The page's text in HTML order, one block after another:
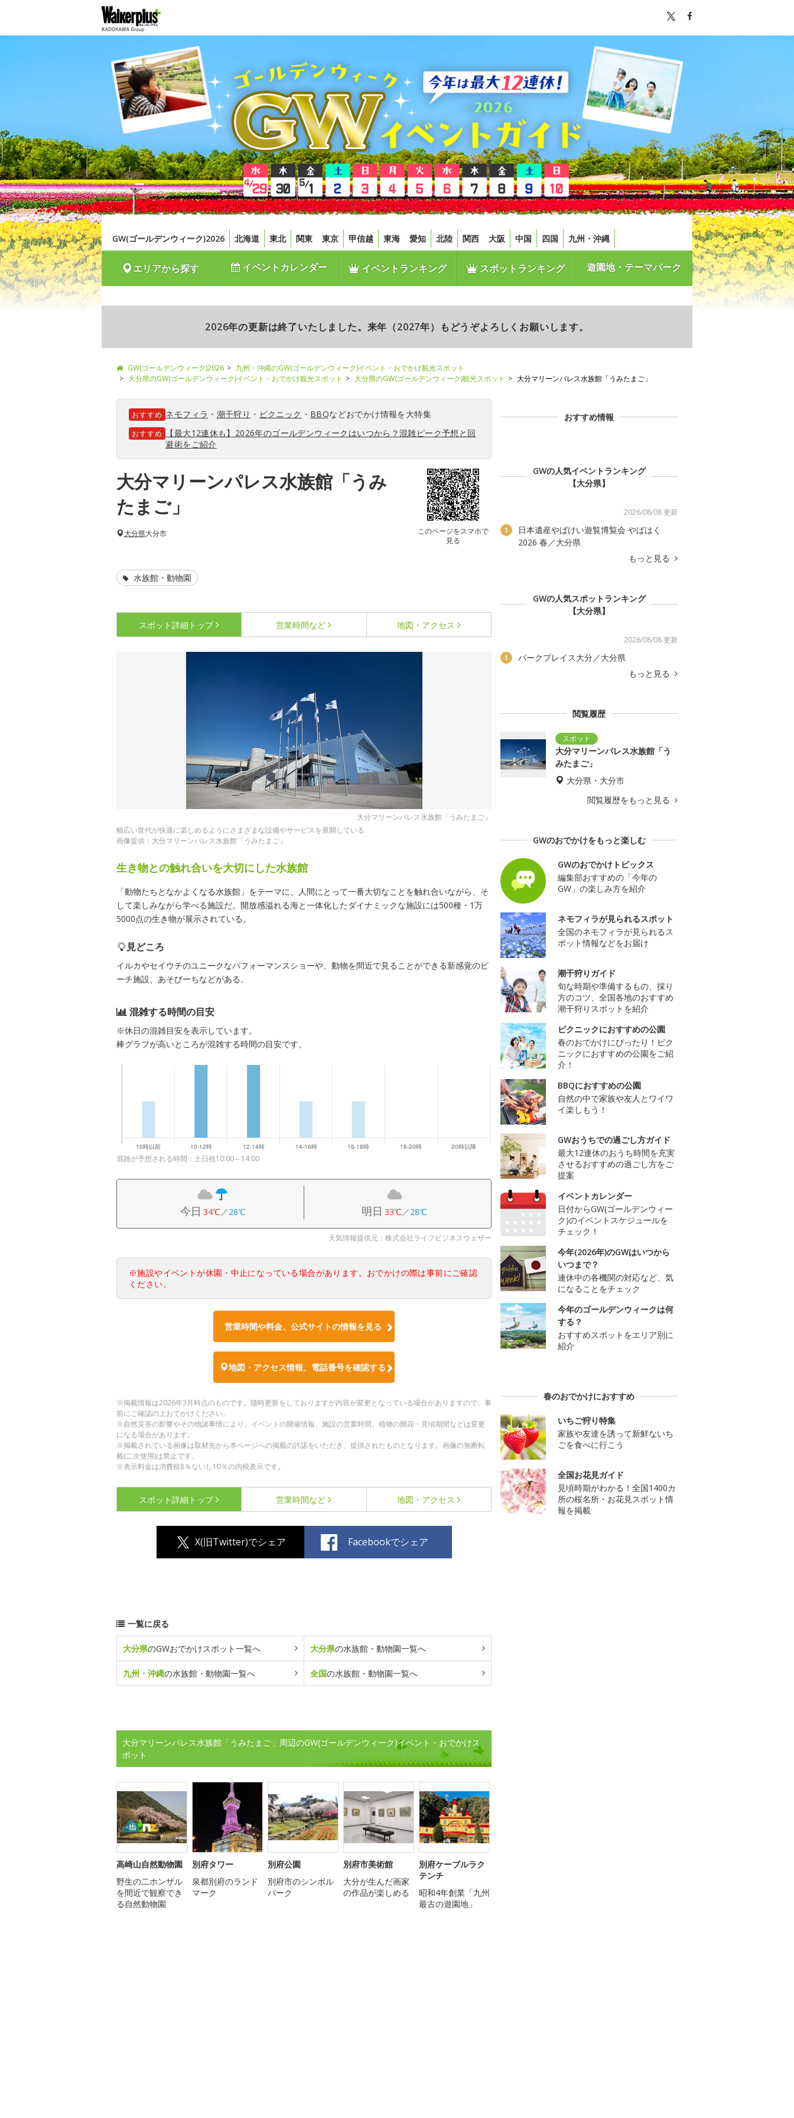
GW(ゴールデンウィーク)2026 北海道 東北 関東 東京 甲信越 東海 愛知 北陸 関西 大阪 中国 四国 九州・沖縄
エリアから探す イベントカレンダー イベントランキング スポットランキング 遊園地・テーマパーク
2026年の更新は終了いたしました。来年（2027年）もどうぞよろしくお願いします。
GW(ゴールデンウィーク)2026
九州・沖縄のGW(ゴールデンウィーク)イベント・おでかけ観光スポット
大分県のGW(ゴールデンウィーク)イベント・おでかけ観光スポット
大分県のGW(ゴールデンウィーク)観光スポット 大分マリーンパレス水族館「うみたまご」
おすすめ ネモフィラ ・ 潮干狩り ・ ピクニック ・ BBQなどおでかけ情報を大特集
おすすめ
【最大12連休も】2026年のゴールデンウィークはいつから？混雑ピーク予想と回
避術をご紹介
大分マリーンパレス水族館「うみ
たまご」
このページをスマホで
見る
大分県大分市
水族館・動物園
スポット詳細 トップ 営業時間など 地図・アクセス
大分マリーンパレス水族館「うみたまご」
幅広い世代が快適に楽しめるようにさまざまな設備やサービスを展開している
画像提供：大分マリーンパレス水族館「うみたまご」
生き物との触れ合いを大切にした水族館
「動物たちとなかよくなる水族館」をテーマに、人間にとって一番大切なことを触れ合いながら、そ
して楽しみながら学べる施設だ。開放感溢れる海と一体化したダイナミックな施設には500種・1万
5000点の生き物が展示されている。
見どころ
イルカやセイウチのユニークなパフォーマンスショーや、動物を間近で見ることができる新感覚のビ
ーチ施設、あそびーちなどがある。
混雑する時間の目安
※休日の混雑目安を表示しています。
棒グラフが高いところが混雑する時間の目安です。
混雑が予想される時間：土日祝10:00～14:00
今日 34℃／28℃ 明日 33℃／28℃
天気情報提供元：株式会社ライフビジネスウェザー
※施設やイベントが休園・中止になっている場合があります。おでかけの際は事前にご確認
ください。
営業時間や料金、公式サイトの情報を見る
地図・アクセス情報、電話番号を確認する
※掲載情報は2026年3月時点のものです。随時更新をしておりますが内容が変更となっている場合がありますので、事
前にご確認の上おでかけください。
※自然災害の影響やその他諸事情により、イベントの開催情報、施設の営業時間、植物の開花・見頃期間などは変更
になる場合があります。
※掲載されている画像は取材先から本ページへの掲載の許諾をいただき、提供されたものとなります。画像の無断転
載(二次使用)は禁止です。
※表示料金は消費税8％ないし10％の内税表示です。
スポット詳細 トップ 営業時間など 地図・アクセス
X(旧Twitter)でシェア Facebookでシェア
一覧に戻る
大分県のGWおでかけスポット一覧へ 大分県の水族館・動物園一覧へ
九州・沖縄の水族館・動物園一覧へ 全国の水族館・動物園一覧へ
大分マリーンパレス水族館「うみたまご」周辺のGW(ゴールデンウィーク)イベント・おでかけス
ポット
高崎山自然動物園
野生の二ホンザル
を間近で観察でき
る自然動物園
別府タワー
泉都別府のランド
マーク
別府公園
別府市のシンボル
パーク
別府市美術館
大分が生んだ画家
の作品が楽しめる
別府ケーブルラク
テンチ
昭和4年創業「九州
最古の遊園地」
おすすめ情報
GWの人気イベントランキング
【大分県】
2026/08/08 更新
1
日本遺産やばけい遊覧博覧会 やばはく
2026 春／大分県
もっと見る
GWの人気スポットランキング
【大分県】
2026/08/08 更新
1
パークプレイス大分／大分県
もっと見る
閲覧履歴
大分マリーンパレス水族館「う
みたまご」
大分県・大分市
閲覧履歴をもっと見る
GWのおでかけをもっと楽しむ
GWのおでかけトピックス
編集部おすすめの「今年の
GW」の楽しみ方を紹介
ネモフィラが見られるスポット
全国のネモフィラが見られるス
ポット情報などをお届け
潮干狩りガイド
旬な時期や準備するもの、採り
方のコツ、全国各地のおすすめ
潮干狩りスポットを紹介
ピクニックにおすすめの公園
春のおでかけにぴったり！ピク
ニックにおすすめの公園をご紹
介！
BBQにおすすめの公園
自然の中で家族や友人とワイワ
イ楽しもう！
GWおうちでの過ごし方ガイド
最大12連休のおうち時間を充実
させるおすすめの過ごし方をご
提案
イベントカレンダー
日付からGW(ゴールデンウィー
ク)のイベントスケジュールを
チェック！
今年(2026年)のGWはいつから
いつまで？
連休中の各機関の対応など、気
になることをチェック
今年のゴールデンウィークは何
する？
おすすめスポットをエリア別に
紹介
春のおでかけにおすすめ
いちご狩り特集
家族や友達を誘って新鮮ないち
ごを食べに行こう
全国お花見ガイド
見頃時期がわかる！全国1400カ
所の桜名所・お花見スポット情
報を掲載